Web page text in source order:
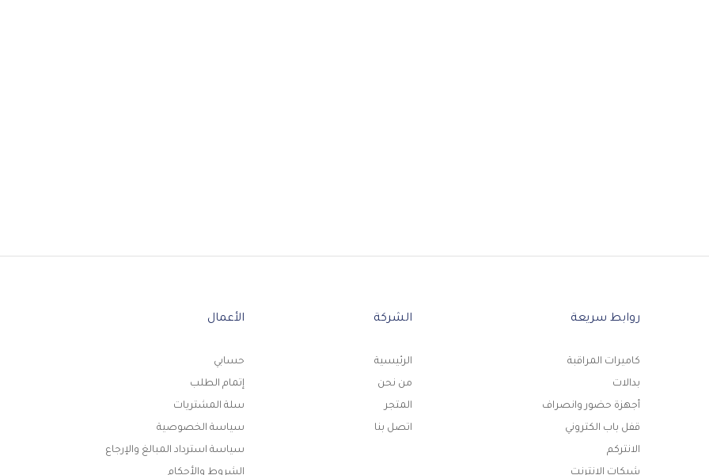
روابط سريعة
كاميرات المراقبة
بدالات
أجهزة حضور وانصراف
قفل باب الكتروني
الانتركم
شبكات الانترنت
الشركة
الرئيسية
من نحن
المتجر
اتصل بنا
الأعمال
حسابي
إتمام الطلب
سلة المشتريات
سياسة الخصوصية
سياسة استرداد المبالغ والإرجاع
الشروط والأحكام